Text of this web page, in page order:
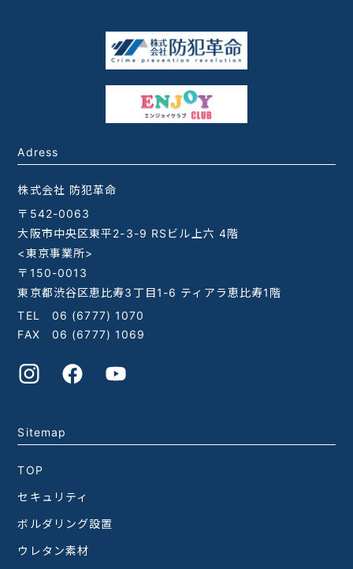
Adress
株式会社 防犯革命
〒542-0063
大阪市中央区東平2-3-9 RSビル上六 4階
<東京事業所>
〒150-0013
東京都渋谷区恵比寿3丁目1-6 ティアラ恵比寿1階
TEL 06 (6777) 1070
FAX 06 (6777) 1069
Sitemap
TOP
セキュリティ
ボルダリング設置
ウレタン素材